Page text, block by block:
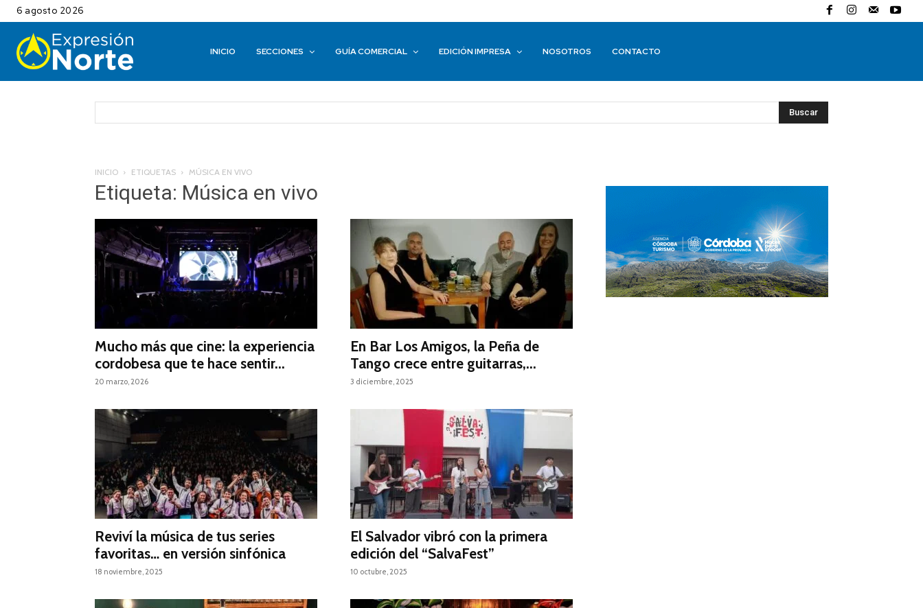
6 agosto 2026
INICIO SECCIONES GUÍA COMERCIAL EDICIÓN IMPRESA NOSOTROS CONTACTO
Buscar
INICIO ETIQUETAS MÚSICA EN VIVO
Etiqueta: Música en vivo
Mucho más que cine: la experiencia
cordobesa que te hace sentir...
20 marzo, 2026
En Bar Los Amigos, la Peña de
Tango crece entre guitarras,...
3 diciembre, 2025
Reviví la música de tus series
favoritas… en versión sinfónica
18 noviembre, 2025
El Salvador vibró con la primera
edición del “SalvaFest”
10 octubre, 2025